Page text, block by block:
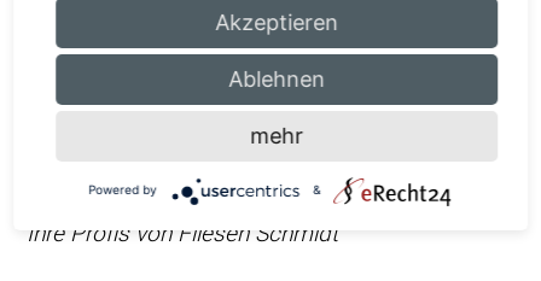
Weitere Informationen zu unseren Bad- &
Sanitärprodukten erhalten Siehieroder in
unserer großen Fliesen- &
Badezimmerausstellung in Waldbröl. Wir freuen
uns auf Sie!
Ihre Profis von Fliesen Schmidt
Akzeptieren
Ablehnen
mehr
Powered by &